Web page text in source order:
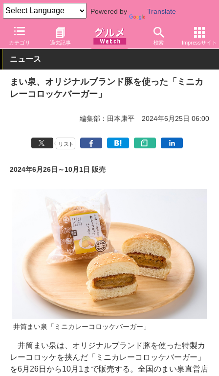
Powered by Translate
カテゴリ 過去記事 検索 Impressサイト
グルメ Watch 食品 弁当・惣菜
ニュース
まい泉、オリジナルブランド豚を使った「ミニカ
レーコロッケバーガー」
編集部：田本康平 2024年6月25日 06:00
リスト
2024年6月26日～10月1日 販売
井筒まい泉「ミニカレーコロッケバーガー」
井筒まい泉は、オリジナルブランド豚を使った特製カ
レーコロッケを挟んだ「ミニカレーコロッケバーガー」
を6月26日から10月1まで販売する。全国のまい泉直営店